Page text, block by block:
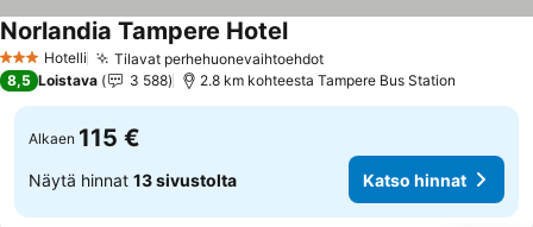
3 Tähtiluokitus
Hotelli Tilavat perhehuonevaihtoehdot
Norlandia Tampere Hotel
8,5 Loistava 3 588 2.8 km kohteesta Tampere Bus Station
Alkaen 115 €
Näytä hinnat 13 sivustolta Katso hinnat